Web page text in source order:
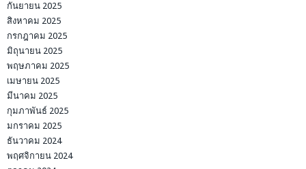
กันยายน 2025
สิงหาคม 2025
กรกฎาคม 2025
มิถุนายน 2025
พฤษภาคม 2025
เมษายน 2025
มีนาคม 2025
กุมภาพันธ์ 2025
มกราคม 2025
ธันวาคม 2024
พฤศจิกายน 2024